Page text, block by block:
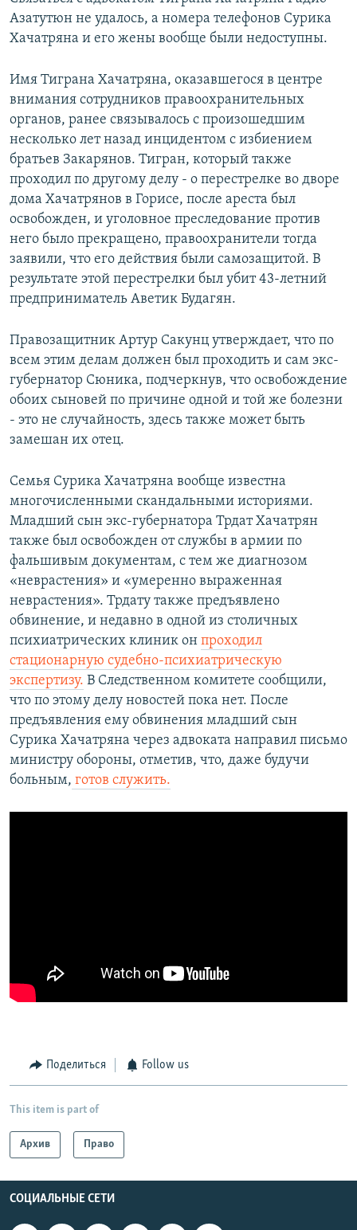
Азатутюн не удалось, а номера телефонов Сурика
Хачатряна и его жены вообще были недоступны.
Имя Тиграна Хачатряна, оказавшегося в центре
внимания сотрудников правоохранительных
органов, ранее связывалось с произошедшим
несколько лет назад инцидентом с избиением
братьев Закарянов. Тигран, который также
проходил по другому делу - о перестрелке во дворе
дома Хачатрянов в Горисе, после ареста был
освобожден, и уголовное преследование против
него было прекращено, правоохранители тогда
заявили, что его действия были самозащитой. В
результате этой перестрелки был убит 43-летний
предприниматель Аветик Будагян.
Правозащитник Артур Сакунц утверждает, что по
всем этим делам должен был проходить и сам экс-
губернатор Сюника, подчеркнув, что освобождение
обоих сыновей по причине одной и той же болезни
- это не случайность, здесь также может быть
замешан их отец.
Семья Сурика Хачатряна вообще известна
многочисленными скандальными историями.
Младший сын экс-губернатора Трдат Хачатрян
также был освобожден от службы в армии по
фальшивым документам, с тем же диагнозом
«неврастения» и «умеренно выраженная
неврастения». Трдату также предъявлено
обвинение, и недавно в одной из столичных
психиатрических клиник он ​ проходил
стационарную судебно-психиатрическую
экспертизу. В Следственном комитете сообщили,
что по этому делу новостей пока нет. После
предъявления ему обвинения младший сын
Сурика Хачатряна через адвоката направил письмо
министру обороны, отметив, что, даже будучи
больным, готов служить.
Поделиться Follow us
This item is part of
Архив Право
СОЦИАЛЬНЫЕ СЕТИ